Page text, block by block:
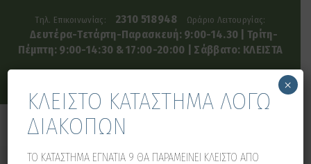
Τηλ. Επικοινωνίας: 2310 518948 Ωράριο Λειτουργίας:
Δευτέρα-Τετάρτη-Παρασκευή: 9:00-14.30 | Τρίτη-
Πέμπτη: 9:00-14:30 & 17:00-20:00 | Σάββατο: ΚΛΕΙΣΤΑ
ΚΛΕΙΣΤΟ ΚΑΤΑΣΤΗΜΑ ΛΟΓΩ
ΔΙΑΚΟΠΩΝ
ΤΟ ΚΑΤΑΣΤΗΜΑ ΕΓΝΑΤΙΑ 9 ΘΑ ΠΑΡΑΜΕΙΝΕΙ ΚΛΕΙΣΤΟ ΑΠΟ
×